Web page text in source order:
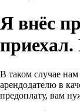
Я внёс
приехал.
В таком случае нам
арендодателю в
предоплату, вам